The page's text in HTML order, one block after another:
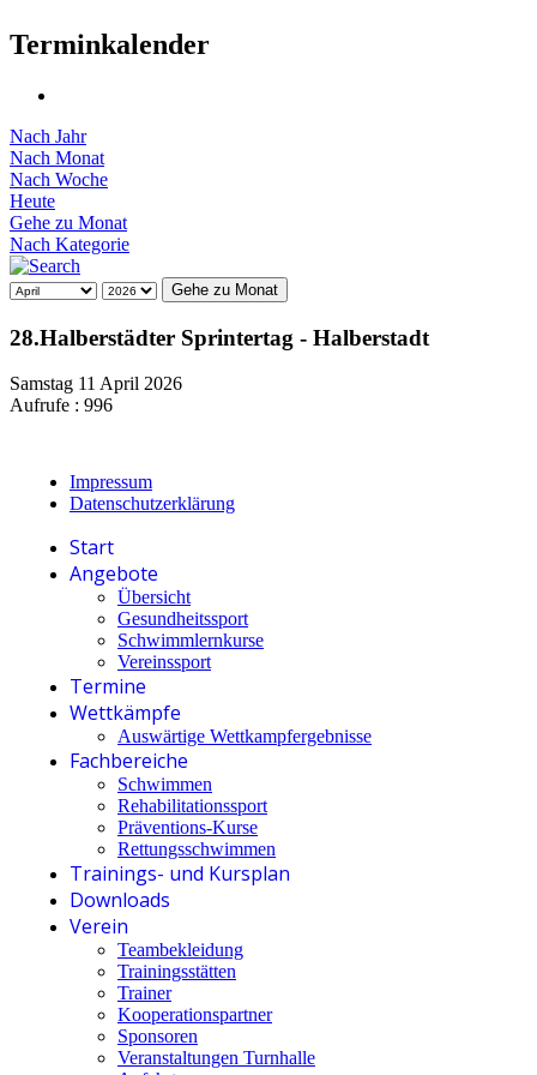
Terminkalender
Nach Jahr
Nach Monat
Nach Woche
Heute
Gehe zu Monat
Nach Kategorie
Gehe zu Monat
28.Halberstädter Sprintertag - Halberstadt
Samstag 11 April 2026
Aufrufe : 996
Impressum
Datenschutzerklärung
Start
Angebote
Übersicht
Gesundheitssport
Schwimmlernkurse
Vereinssport
Termine
Wettkämpfe
Auswärtige Wettkampfergebnisse
Fachbereiche
Schwimmen
Rehabilitationssport
Präventions-Kurse
Rettungsschwimmen
Trainings- und Kursplan
Downloads
Verein
Teambekleidung
Trainingsstätten
Trainer
Kooperationspartner
Sponsoren
Veranstaltungen Turnhalle